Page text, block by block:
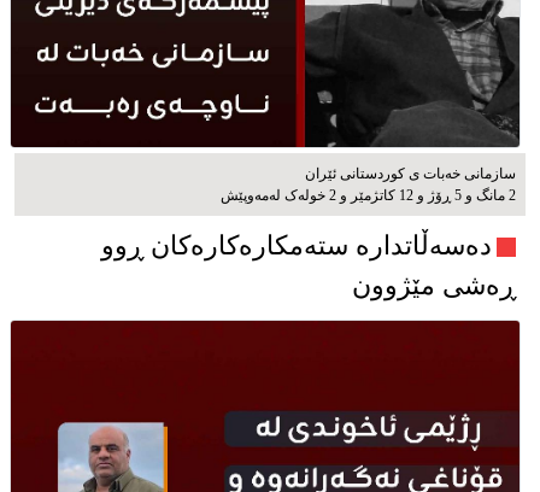
سازمانی خەبات ی كوردستانی ئێران
2 مانگ و 5 ڕۆژ و 12 کاتژمێر و 2 خوله‌ک له‌مه‌وپێش‌
دەسەڵاتدارە ستەمکارەکارەکان ڕوو
ڕەشی مێژوون